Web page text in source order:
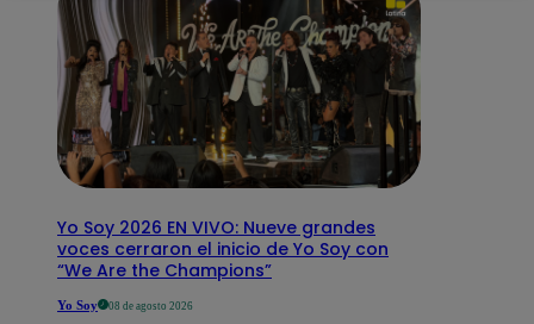
Yo Soy 2026 EN VIVO: Nueve grandes
voces cerraron el inicio de Yo Soy con
“We Are the Champions”
Yo Soy 08 de agosto 2026